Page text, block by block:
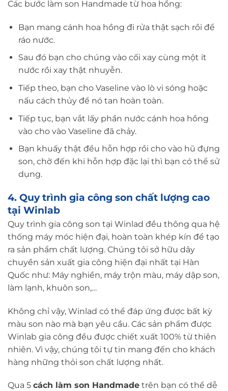
Các bước làm son Handmade từ hoa hồng:
Bạn mang cánh hoa hồng đi rửa thật sạch rồi để
ráo nước.
Sau đó bạn cho chúng vào cối xay cùng một ít
nước rồi xay thật nhuyễn.
Tiếp theo, bạn cho Vaseline vào lò vi sóng hoặc
nấu cách thủy để nó tan hoàn toàn.
Tiếp tục, bạn vắt lấy phần nước cánh hoa hồng
vào cho vào Vaseline đã chảy.
Bạn khuấy thật đều hỗn hợp rồi cho vào hũ đựng
son, chờ đến khi hỗn hợp đặc lại thì bạn có thể sử
dụng.
4. Quy trình gia công son chất lượng cao
tại Winlab
Quy trình gia công son tại Winlad đều thông qua hệ
thống máy móc hiện đại, hoàn toàn khép kín để tạo
ra sản phẩm chất lượng. Chúng tôi sở hữu dây
chuyền sản xuất gia công hiện đại nhất tại Hàn
Quốc như: Máy nghiền, máy trộn màu, máy dập son,
làm lạnh, khuôn son,…
Không chỉ vậy, Winlad có thể đáp ứng được bất kỳ
màu son nào mà bạn yêu cầu. Các sản phẩm được
Winlab gia công đều được chiết xuất 100% từ thiên
nhiên. Vì vậy, chúng tôi tự tin mang đến cho khách
hàng những thỏi son chất lượng nhất.
Qua 5 cách làm son Handmade trên bạn có thể dễ